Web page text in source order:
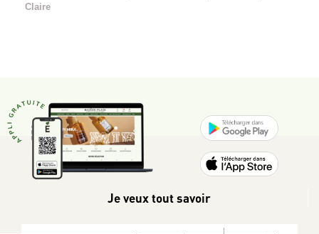
Claire
Je veux tout savoir